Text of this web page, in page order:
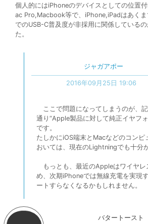
個人的にはiPhoneのデバイスとしての位置
ac Pro,Macbook等で、iPhone,iPadはあく
でのUSB-C普及度が非採用に関係している
た。
ジャガアポー
2016年09月25日 19:06
ここで問題になってしまうのが、
通り“Apple製品に対して純正イヤフ
です。
たしかにiOS端末とMacなどのコンピ
おいては、現在のLightningでも十分
もっとも、最近のAppleはワイヤレ
め、次期iPhoneでは無線充電を実現
ートすらなくなるかもしれません。
バタートースト